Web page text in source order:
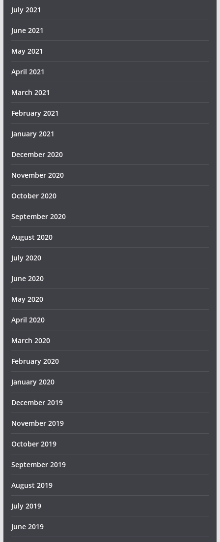
July 2021
June 2021
May 2021
April 2021
March 2021
February 2021
January 2021
December 2020
November 2020
October 2020
September 2020
August 2020
July 2020
June 2020
May 2020
April 2020
March 2020
February 2020
January 2020
December 2019
November 2019
October 2019
September 2019
August 2019
July 2019
June 2019